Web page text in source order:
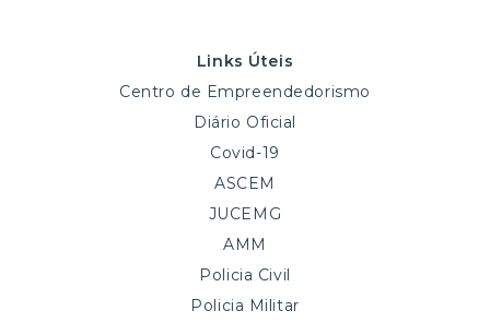
Links Úteis
Centro de Empreendedorismo
Diário Oficial
Covid-19
ASCEM
JUCEMG
AMM
Policia Civil
Policia Militar